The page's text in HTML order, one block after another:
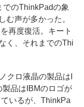
のThinkPadの象
む声が多かった。
再度復活。キート
く、それまでのThi
クロ液晶の製品はI
品はIBMのロゴが
いるが、ThinkPa